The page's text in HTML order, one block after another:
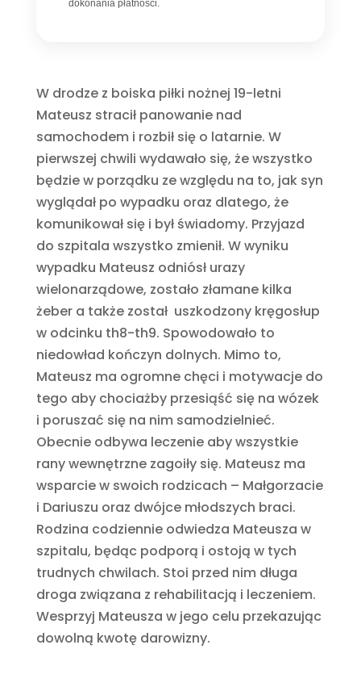
dokonania płatności.
W drodze z boiska piłki nożnej 19-letni
Mateusz stracił panowanie nad
samochodem i rozbił się o latarnie. W
pierwszej chwili wydawało się, że wszystko
będzie w porządku ze względu na to, jak syn
wyglądał po wypadku oraz dlatego, że
komunikował się i był świadomy. Przyjazd
do szpitala wszystko zmienił. W wyniku
wypadku Mateusz odniósł urazy
wielonarządowe, zostało złamane kilka
żeber a także został uszkodzony kręgosłup
w odcinku th8-th9. Spowodowało to
niedowład kończyn dolnych. Mimo to,
Mateusz ma ogromne chęci i motywacje do
tego aby chociażby przesiąść się na wózek
i poruszać się na nim samodzielnieć.
Obecnie odbywa leczenie aby wszystkie
rany wewnętrzne zagoiły się. Mateusz ma
wsparcie w swoich rodzicach – Małgorzacie
i Dariuszu oraz dwójce młodszych braci.
Rodzina codziennie odwiedza Mateusza w
szpitalu, będąc podporą i ostoją w tych
trudnych chwilach. Stoi przed nim długa
droga związana z rehabilitacją i leczeniem.
Wesprzyj Mateusza w jego celu przekazując
dowolną kwotę darowizny.